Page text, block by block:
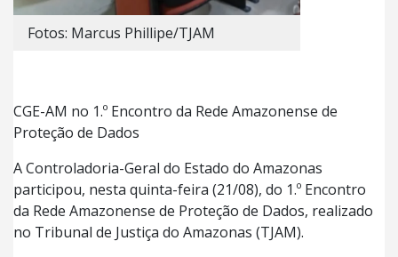
Fotos: Marcus Phillipe/TJAM
CGE-AM no 1.º Encontro da Rede Amazonense de
Proteção de Dados
A Controladoria-Geral do Estado do Amazonas
participou, nesta quinta-feira (21/08), do 1.º Encontro
da Rede Amazonense de Proteção de Dados, realizado
no Tribunal de Justiça do Amazonas (TJAM).